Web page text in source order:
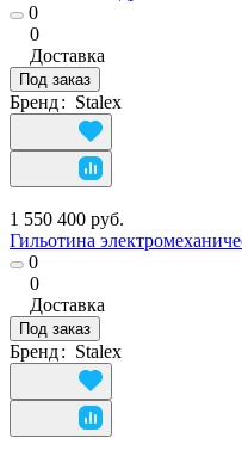
0
0
Доставка
Под заказ
Бренд: Stalex
1 550 400 руб.
Гильотина
0
0
Доставка
Под заказ
Бренд: Stalex